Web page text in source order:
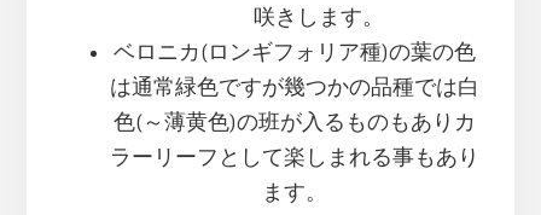
咲きします。
ベロニカ(ロンギフォリア種)の葉の色
は通常緑色ですが幾つかの品種では白
色(～薄黄色)の班が入るものもありカ
ラーリーフとして楽しまれる事もあり
ます。